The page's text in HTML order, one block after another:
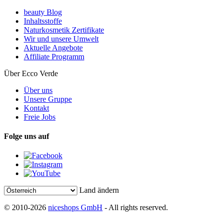
beauty Blog
Inhaltsstoffe
Naturkosmetik Zertifikate
Wir und unsere Umwelt
Aktuelle Angebote
Affiliate Programm
Über Ecco Verde
Über uns
Unsere Gruppe
Kontakt
Freie Jobs
Folge uns auf
Land ändern
© 2010-2026 niceshops GmbH - All rights reserved.